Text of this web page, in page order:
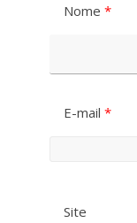
Nome *
E-mail *
Site